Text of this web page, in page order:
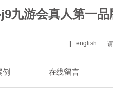
九游会真人第一品
english
在线留言
例